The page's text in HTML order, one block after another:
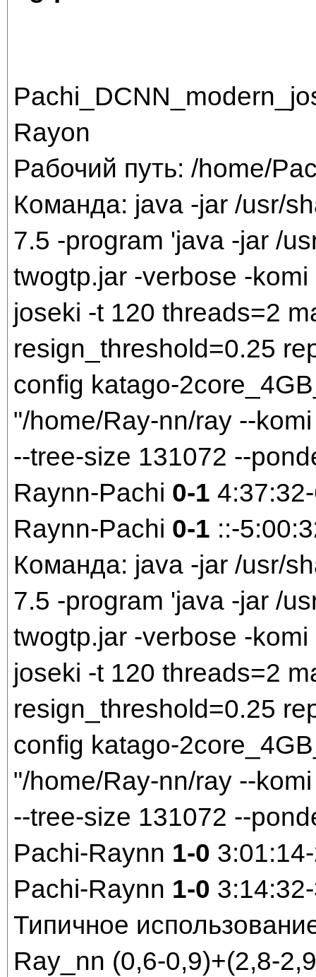
Rayon
Рабочий путь: /home/
Команда: java -jar /usr/
7.5 -program 'java -jar /
twogtp.jar -verbose -
joseki -t 120 threads=2
resign_threshold=0.25
config katago-
"/home/Ray-nn/ray --
--tree-size 131072 --
Raynn-Pachi 0-1
Raynn-Pachi 0-1 ::-
Команда: java -jar /usr/
7.5 -program 'java -jar /
twogtp.jar -verbose -
joseki -t 120 threads=2
resign_threshold=0.25
config katago-
"/home/Ray-nn/ray --
--tree-size 131072 --
Pachi-Raynn 1-0
Pachi-Raynn 1-0
Типичное
Ray_nn (0,6-0,9)+(2,8-